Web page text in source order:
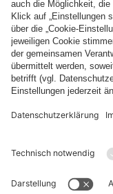
FC Bayern Store